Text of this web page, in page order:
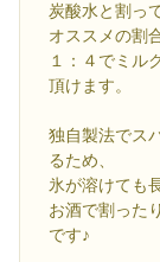
炭酸水と割っ
オススメの割
１：４でミル
頂けます。
独自製法でス
るため、
氷が溶けても
お酒で割った
です♪